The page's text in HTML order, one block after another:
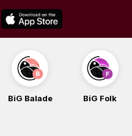
BiG Balade BiG Folk